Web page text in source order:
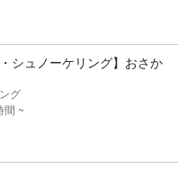
シュノーケリング】おさか
グ
間 ~